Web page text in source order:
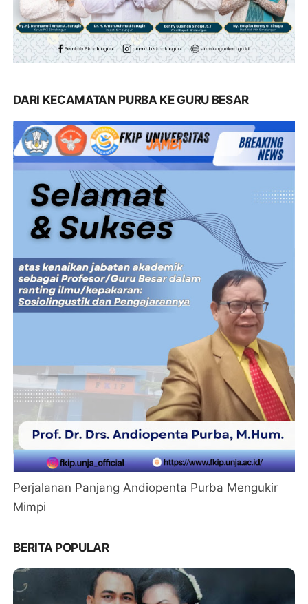
DARI KECAMATAN PURBA KE GURU BESAR
Perjalanan Panjang Andiopenta Purba Mengukir
Mimpi
BERITA POPULAR